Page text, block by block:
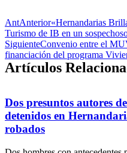
AntAnterior«Hernandarias
Turismo de IB en un
SiguienteConvenio entre el
financiación del programa
Artículos
Dos presuntos autores
detenidos en
robados